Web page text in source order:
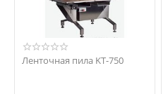
Ленточная пила KT-750